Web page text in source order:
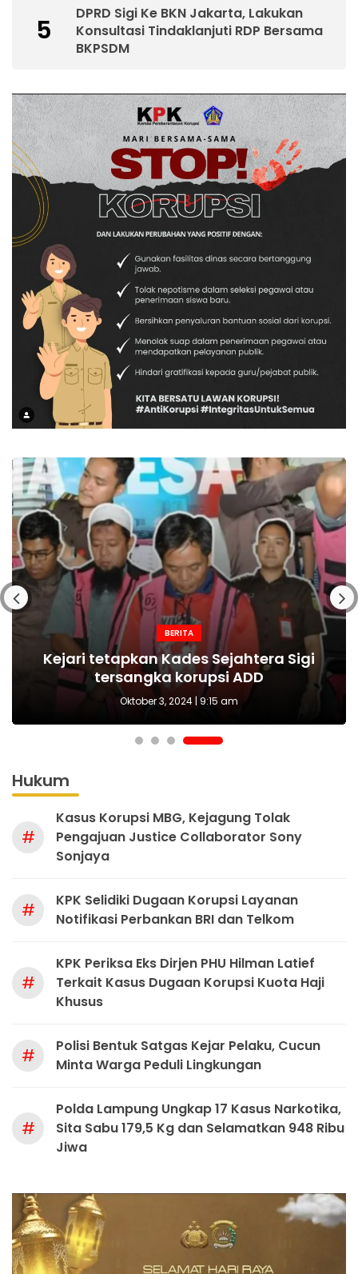
5
DPRD Sigi Ke BKN Jakarta, Lakukan
Konsultasi Tindaklanjuti RDP Bersama
BKPSDM
NASIONAL
HUT Polwan ke-76 Jadi Momentum
yang Tepat Wujudkan Perlindungan
Perempuan dan Anak
NASIONAL
MAKI Sebut Seleksi Capim KPK Tidak Sah
Sejak Awal, Harusnya Dilakukan Era
Prabowo
NASIONAL
Polda Metro Jaya Kembali Tangkap 1
Tersangka Kasus Pembubaran Paksa
Diskusi di Kemang
BERITA
Kejari tetapkan Kades Sejahtera Sigi
tersangka korupsi ADD
Oktober 3, 2024 | 9:15 am
Hukum
#
Kasus Korupsi MBG, Kejagung Tolak
Pengajuan Justice Collaborator Sony
Sonjaya
#
KPK Selidiki Dugaan Korupsi Layanan
Notifikasi Perbankan BRI dan Telkom
#
KPK Periksa Eks Dirjen PHU Hilman Latief
Terkait Kasus Dugaan Korupsi Kuota Haji
Khusus
#
Polisi Bentuk Satgas Kejar Pelaku, Cucun
Minta Warga Peduli Lingkungan
#
Polda Lampung Ungkap 17 Kasus Narkotika,
Sita Sabu 179,5 Kg dan Selamatkan 948 Ribu
Jiwa